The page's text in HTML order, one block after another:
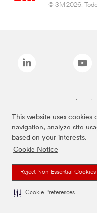
This website uses
navigation, analyze site
based on your interests.
Cookie Notice
Reject Non-Essential Cookies
Cookie Preferences
© 3M 2026.
Las marcas mencionadas